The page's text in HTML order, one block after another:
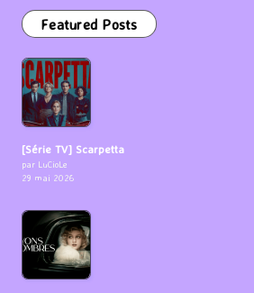
Featured Posts
[Série TV] Scarpetta
par LuCioLe
29 mai 2026